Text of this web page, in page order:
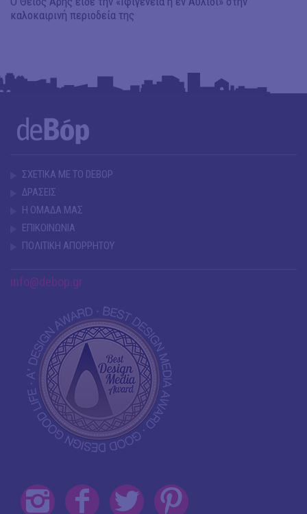
καλοκαιρινή περιοδεία της
ΣΧΕΤΙΚΑ ΜΕ ΤΟ DEBOP
ΔΡΑΣΕΙΣ
Η ΟΜΑΔΑ ΜΑΣ
ΕΠΙΚΟΙΝΩΝΙΑ
ΠΟΛΙΤΙΚΗ ΑΠΟΡΡΗΤΟΥ
info@debop.gr